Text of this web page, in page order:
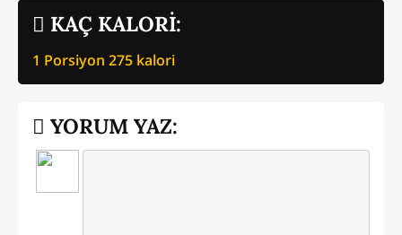
KAÇ KALORİ:
1 Porsiyon 275 kalori
YORUM YAZ: